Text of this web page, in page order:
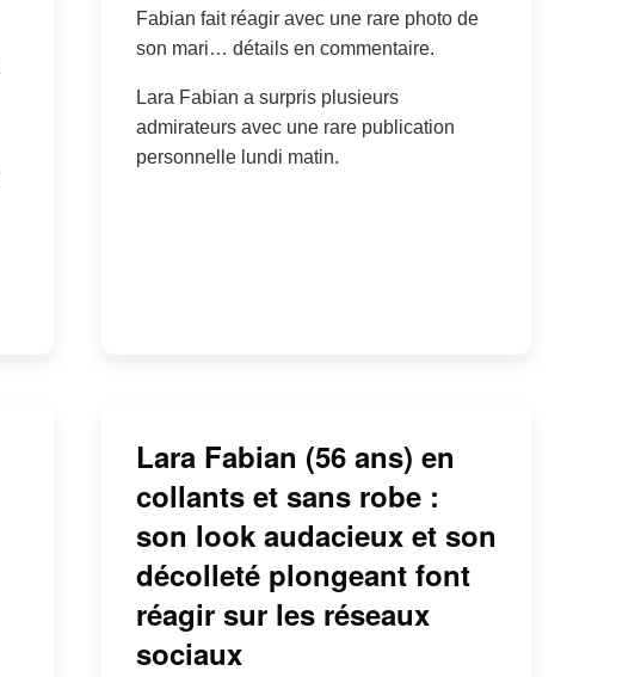
Fabian fait réagir avec une rare photo de
son mari… détails en commentaire.
Lara Fabian a surpris plusieurs
admirateurs avec une rare publication
personnelle lundi matin.
Lara Fabian (56 ans) en
collants et sans robe :
son look audacieux et son
décolleté plongeant font
réagir sur les réseaux
sociaux